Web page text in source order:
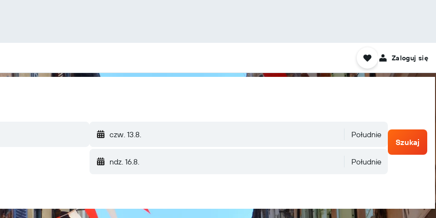
Zaloguj się
czw. 13.8. Południe
ndz. 16.8. Południe
Szukaj